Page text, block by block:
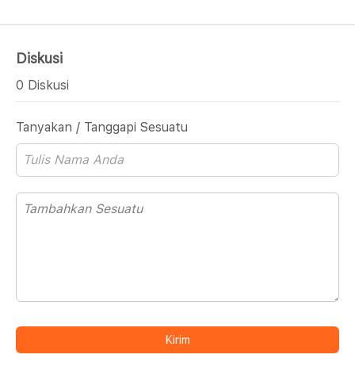
Diskusi
0 Diskusi
Tanyakan / Tanggapi Sesuatu
Kirim